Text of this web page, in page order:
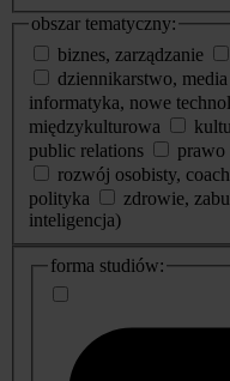
obszar tematyczny:
biznes, zarządzanie
dziennikarstwo, media
informatyka, nowe
międzykulturowa
public relations
prawo
rozwój osobisty,
polityka
zdrowie,
inteligencja)
dodatkowe
informacje
forma studiów: